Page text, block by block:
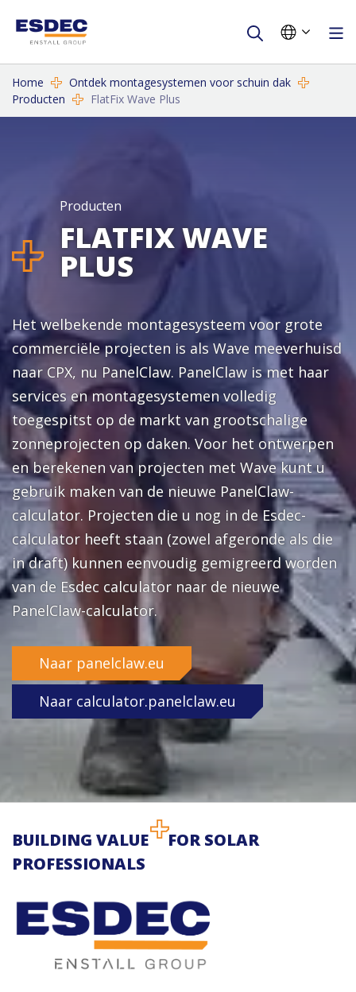
Home
Ontdek montagesystemen voor schuin dak
Producten
FlatFix Wave Plus
Producten
FLATFIX WAVE
PLUS
Het welbekende montagesysteem voor grote
commerciële projecten is als Wave meeverhuisd
naar CPX, nu PanelClaw. PanelClaw is met haar
services en montagesystemen volledig
toegespitst op de markt van grootschalige
zonneprojecten op daken. Voor het ontwerpen
en berekenen van projecten met Wave kunt u
gebruik maken van de nieuwe PanelClaw-
calculator. Projecten die u nog in de Esdec-
calculator heeft staan (zowel afgeronde als die
in draft) kunnen eenvoudig gemigreerd worden
van de Esdec calculator naar de nieuwe
PanelClaw-calculator.
Naar panelclaw.eu
Naar calculator.panelclaw.eu
BUILDING VALUE
FOR SOLAR
PROFESSIONALS